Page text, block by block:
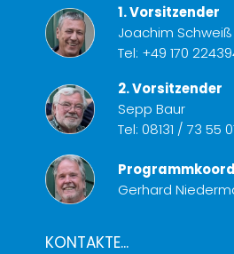
1. Vorsitzender
Joachim Schweiß
Tel: +49 170
2. Vorsitzender
Sepp Baur
Tel: 08131 / 73 55
Gerhard
KONTAKTE...